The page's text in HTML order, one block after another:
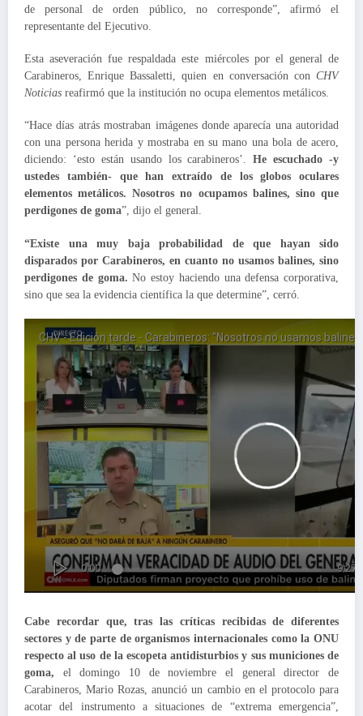
de personal de orden público, no corresponde”, afirmó el
representante del Ejecutivo.
Esta aseveración fue respaldada este miércoles por el general de
Carabineros, Enrique Bassaletti, quien en conversación con CHV
Noticias reafirmó que la institución no ocupa elementos metálicos.
“Hace días atrás mostraban imágenes donde aparecía una autoridad
con una persona herida y mostraba en su mano una bola de acero,
diciendo: ‘esto están usando los carabineros’.He escuchado -y
ustedes también- que han extraído de los globos oculares
elementos metálicos. Nosotros no ocupamos balines, sino que
perdigones de goma”, dijo el general.
“Existe una muy baja probabilidad de que hayan sido
disparados por Carabineros, en cuanto no usamos balines, sino
perdigones de goma. No estoy haciendo una defensa corporativa,
sino que sea la evidencia científica la que determine”, cerró.
Cabe recordar que, tras las críticas recibidas de diferentes
sectores y de parte de organismos internacionales como la ONU
respecto al uso de la escopeta antidisturbios y sus municiones de
goma, el domingo 10 de noviembre el general director de
Carabineros, Mario Rozas, anunció un cambio en el protocolo para
acotar del instrumento a situaciones de “extrema emergencia”,